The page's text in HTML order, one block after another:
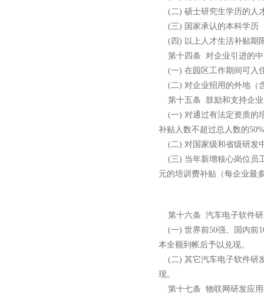
( 二) 硕士研究生学历的人
(三) 国家承认的本科学历
(四) 以上人才生活补贴期
第十四条
对企业引进的
(一) 在园区工作期间可入
( 二) 对企业招用的外地（
第十五条 鼓励和支持企
(一) 对通过有法定资质的
补贴人数不超过总人数的50%
( 二) 对国家级和省级研发
(三) 当年新增核心岗位员
元的培训费补贴（每企业最
第十六条 汽车电子软件
(一) 世界前50强、国内前
本全额到帐后予以兑现。
(二) 其它汽车电子软件研
现。
第十七条 物联网研发应